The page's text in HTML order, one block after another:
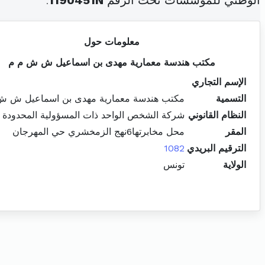
معلومات حول
مكتب هندسة معمارية مهدى بن اسماعيل ش ش م م
الإسم التجاري
التسمية
مكتب هندسة معمارية مهدى بن اسماعيل ش
النظام القانوني شركة الشخص الواحد ذات المسؤولية المحدودة
المقر
محل مخابرتها6نهج الزمخشري حي المهرجان
الترقيم البريدي 1082
الولاية
تونس